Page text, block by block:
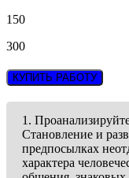
150
300
КУПИТЬ РАБОТУ
1.
Становление и
предпосылках
характера